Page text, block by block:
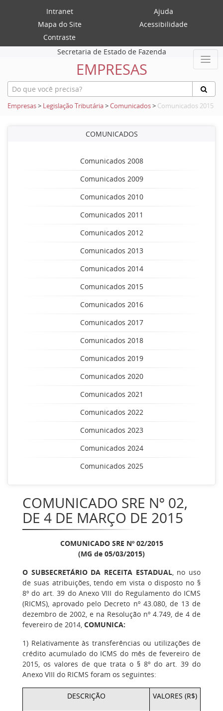
Intranet
Ajuda
Mapa do Site
Acessibilidade
Contraste
Secretaria de Estado de Fazenda
EMPRESAS
Empresas> Legislação Tributária>Comunicados> Comunicados 2015
COMUNICADOS
Comunicados 2008
Comunicados 2009
Comunicados 2010
Comunicados 2011
Comunicados 2012
Comunicados 2013
Comunicados 2014
Comunicados 2015
Comunicados 2016
Comunicados 2017
Comunicados 2018
Comunicados 2019
Comunicados 2020
Comunicados 2021
Comunicados 2022
Comunicados 2023
Comunicados 2024
Comunicados 2025
COMUNICADO SRE Nº 02,
DE 4 DE MARÇO DE 2015
COMUNICADO SRE Nº 02/2015
(MG de 05/03/2015)
O SUBSECRETÁRIO DA RECEITA ESTADUAL, no uso
de suas atribuições, tendo em vista o disposto no §
8º do art. 39 do Anexo VIII do Regulamento do ICMS
(RICMS), aprovado pelo Decreto nº 43.080, de 13 de
dezembro de 2002, e na Resolução nº 4.749, de 4 de
fevereiro de 2014, COMUNICA:
1) Relativamente às transferências ou utilizações de
crédito acumulado do ICMS do mês de fevereiro de
2015, os valores de que trata o § 8º do art. 39 do
Anexo VIII do RICMS foram os seguintes:
DESCRIÇÃO VALORES (R$)